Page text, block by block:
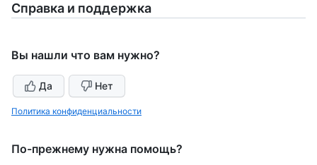
Справка и поддержка
Вы нашли что вам нужно?
Да Нет
Политика конфиденциальности
По-прежнему нужна помощь?